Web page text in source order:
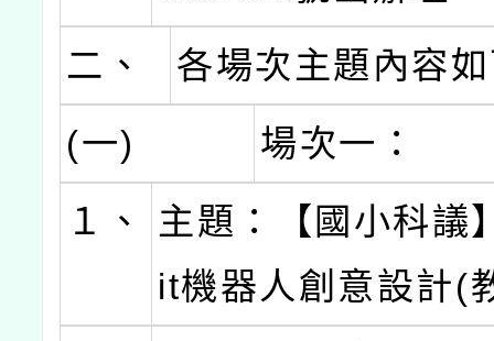
二、
各場次主題內容
(一)
場次一：
１、
主題：【國小科議
it機器人創意設計(